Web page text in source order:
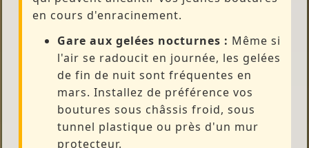
en cours d'enracinement.
Gare aux gelées nocturnes : Même si
l'air se radoucit en journée, les gelées
de fin de nuit sont fréquentes en
mars. Installez de préférence vos
boutures sous châssis froid, sous
tunnel plastique ou près d'un mur
protecteur.